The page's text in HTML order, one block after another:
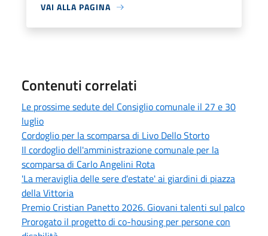
VAI ALLA PAGINA
Contenuti correlati
Le prossime sedute del Consiglio comunale il 27 e 30
luglio
Cordoglio per la scomparsa di Livo Dello Storto
Il cordoglio dell'amministrazione comunale per la
scomparsa di Carlo Angelini Rota
'La meraviglia delle sere d'estate' ai giardini di piazza
della Vittoria
Premio Cristian Panetto 2026. Giovani talenti sul palco
Prorogato il progetto di co-housing per persone con